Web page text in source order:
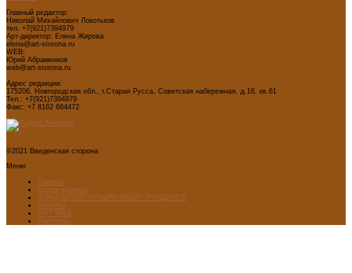
Главный редактор:
Николай Михайлович Локотьков
тел. +7(921)7394979
Арт-директор: Елена Жирова
elena@art-storona.ru
WEB:
Юрий Абраменков
web@art-storona.ru
Адрес редакции:
175206, Новгородская обл., г.Старая Русса, Советская набережная, д.18, кв.61
Тел.: +7(921)7394979
Факс: +7 8162 664472
©2021 Введенская сторона
Меню
Главная
Архив журнала
ФОНД-АРХИВ ЛУЧШИХ РАБОТ УЧАЩИХСЯ
Проекты
ART WEB
Партнеры